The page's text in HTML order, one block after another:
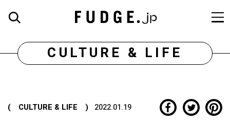
CULTURE & LIFE
( CULTURE & LIFE ) 2022.01.19